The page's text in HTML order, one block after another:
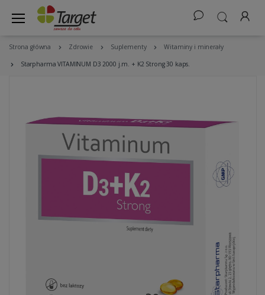
Strona główna Zdrowie Suplementy Witaminy i minerały
Starpharma VITAMINUM D3 2000 j.m. + K2 Strong 30 kaps.